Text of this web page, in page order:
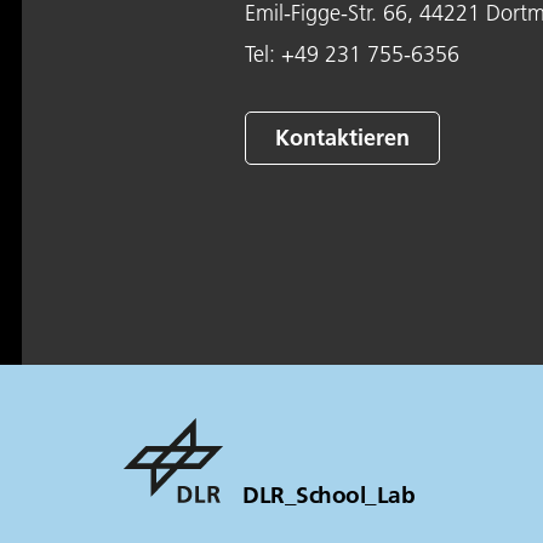
Emil-Figge-Str. 66, 44221
Tel: +49 231 755-6356
Kontaktieren
DLR_School_Lab